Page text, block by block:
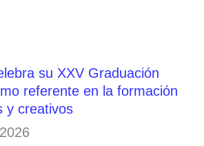
su XXV Graduación
referente en la formación
y creativos